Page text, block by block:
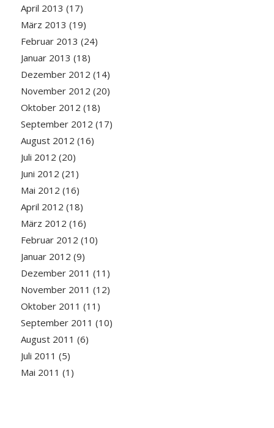
April 2013 (17)
März 2013 (19)
Februar 2013 (24)
Januar 2013 (18)
Dezember 2012 (14)
November 2012 (20)
Oktober 2012 (18)
September 2012 (17)
August 2012 (16)
Juli 2012 (20)
Juni 2012 (21)
Mai 2012 (16)
April 2012 (18)
März 2012 (16)
Februar 2012 (10)
Januar 2012 (9)
Dezember 2011 (11)
November 2011 (12)
Oktober 2011 (11)
September 2011 (10)
August 2011 (6)
Juli 2011 (5)
Mai 2011 (1)